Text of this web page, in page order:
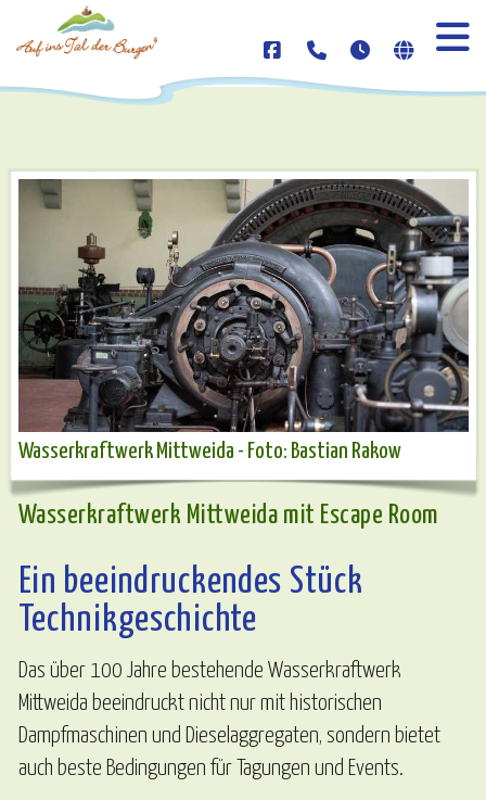
Wasserkraftwerk Mittweida - Foto: Bastian Rakow
Wasserkraftwerk Mittweida mit Escape Room
Ein beeindruckendes Stück
Technikgeschichte
Das über 100 Jahre bestehende Wasserkraftwerk
Mittweida beeindruckt nicht nur mit historischen
Dampfmaschinen und Dieselaggregaten, sondern bietet
auch beste Bedingungen für Tagungen und Events.